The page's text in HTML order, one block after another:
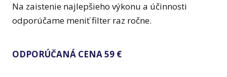
Na zaistenie najlepšieho výkonu a účinnosti
odporúčame meniť filter raz ročne.
ODPORÚČANÁ CENA 59 €